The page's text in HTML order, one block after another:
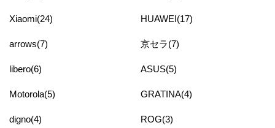
Xiaomi(24) HUAWEI(17)
arrows(7) 京セラ(7)
libero(6) ASUS(5)
Motorola(5) GRATINA(4)
digno(4) ROG(3)